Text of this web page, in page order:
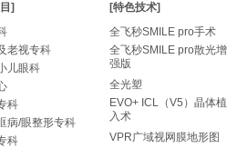
]
老视专科
儿眼科
科
病/眼整形专科
科
[特色技术]
全飞秒SMILE pro手术
全飞秒SMILE pro散光增
强版
全光塑
EVO+ ICL（V5）晶体植
入术
VPR广域视网膜地形图